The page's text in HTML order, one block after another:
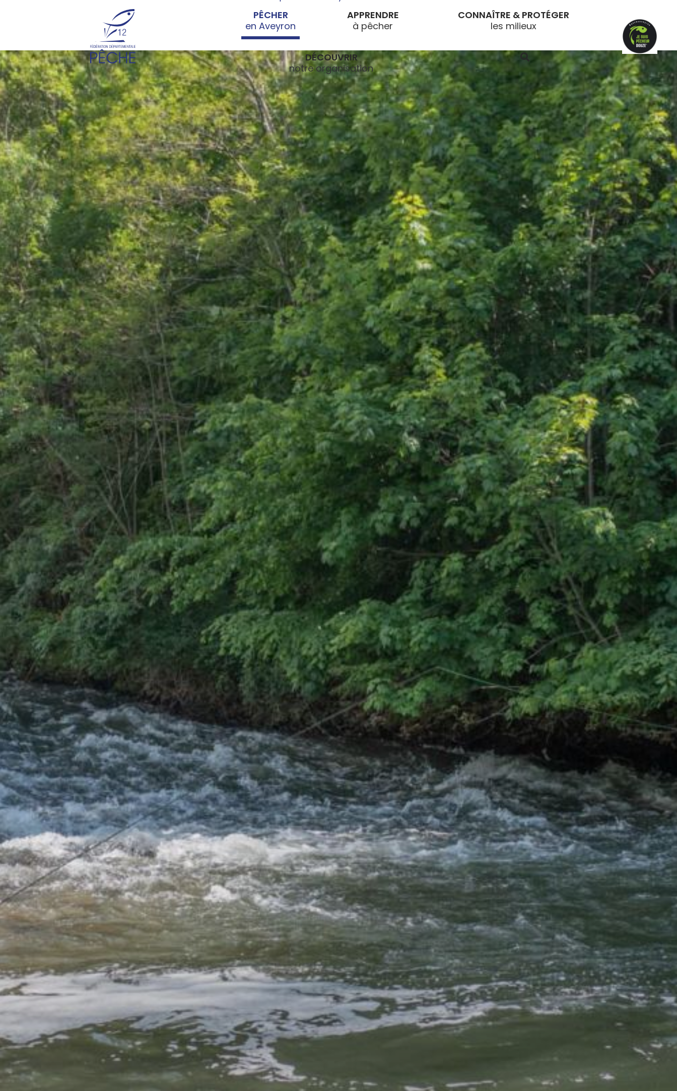
PÊCHER APPRENDRE CONNAÎTRE & PROTÉGER
DÉCOUVRIR